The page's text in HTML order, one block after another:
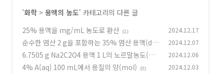
'화학 > 용액의 농도' 카테고리의 다른 글
25% 용액을 mg/mL 농도로 환산 (1) 2024.12.17
순수한 염산 2 g을 포함하는 35% 염산 용액(d 1.
2)의 부피(mL)
(2)
2024.12.07
6.7505 g Na2C2O4 용액 1 L의 노르말농도(N)
(2)
2024.12.06
4% A(aq) 100 mL에서 용질의 양(mol) (0) 2024.12.03